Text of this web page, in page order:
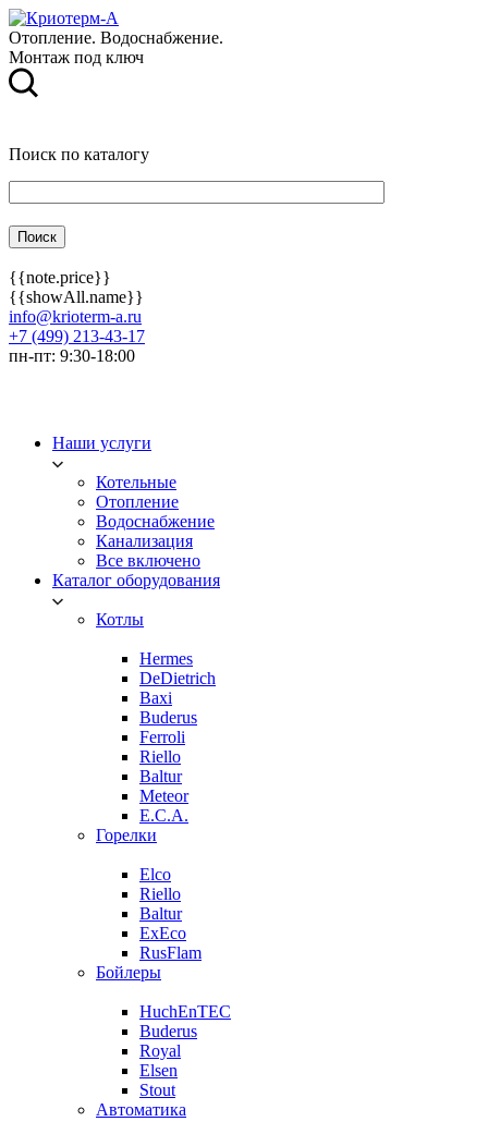
Отопление. Водоснабжение.
Монтаж под ключ
Поиск по каталогу
{{note.price}}
{{showAll.name}}
info@krioterm-a.ru
+7 (499) 213-43-17
пн-пт: 9:30-18:00
Наши услуги
Котельные
Отопление
Водоснабжение
Канализация
Все включено
Каталог оборудования
Котлы
Hermes
DeDietrich
Baxi
Buderus
Ferroli
Riello
Baltur
Meteor
E.C.A.
Горелки
Elco
Riello
Baltur
ExEco
RusFlam
Бойлеры
HuchEnTEC
Buderus
Royal
Elsen
Stout
Автоматика